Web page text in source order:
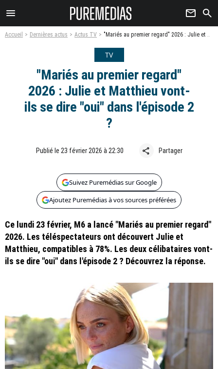
menu newsletter search
Accueil Dernières actus Actus TV "Mariés au premier regard" 2026 : Julie et Matthieu vont-ils se dire "oui" dans l'épisode 2 ?
TV
"Mariés au premier regard"
2026 : Julie et Matthieu vont-
ils se dire "oui" dans l'épisode 2
?
Publié le 23 février 2026 à 22:30 share Partager
Suivez Puremédias sur Google
Ajoutez Puremédias à vos sources préférées
Ce lundi 23 février, M6 a lancé "Mariés au premier regard"
2026. Les téléspectateurs ont découvert Julie et
Matthieu, compatibles à 78%. Les deux célibataires vont-
ils se dire "oui" dans l'épisode 2 ? Découvrez la réponse.